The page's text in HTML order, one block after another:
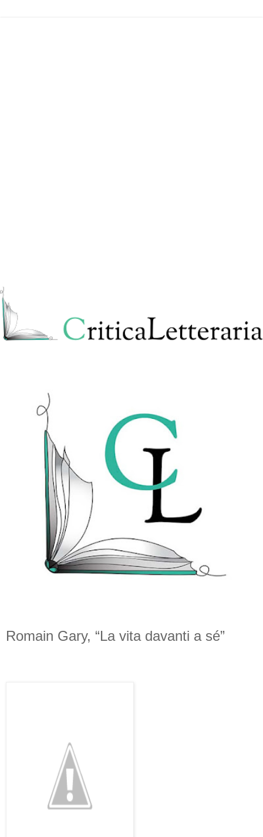
Romain Gary, “La vita davanti a sé”